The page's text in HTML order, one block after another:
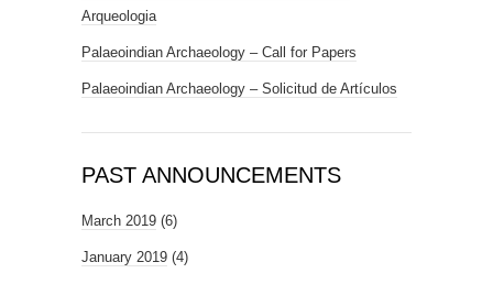
Arqueologia
Palaeoindian Archaeology – Call for Papers
Palaeoindian Archaeology – Solicitud de Artículos
PAST ANNOUNCEMENTS
March 2019 (6)
January 2019 (4)